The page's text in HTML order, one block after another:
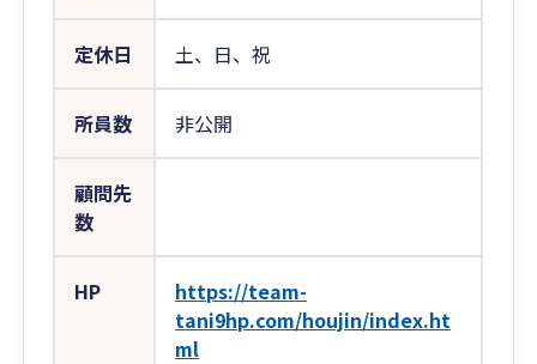
定休日 土、日、祝
所員数 非公開
顧問先
数
HP
https://team-
tani9hp.com/houjin/index.ht
ml